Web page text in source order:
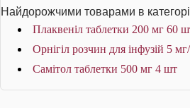
Найдорожчими товарами в
Плаквеніл таблетки 200 мг 60
Орнігіл розчин для інфузій 5
Самітол таблетки 500 мг 4 шт